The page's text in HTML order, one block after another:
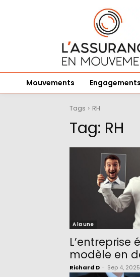
Mouvements Engagements
Tags RH
Tag: RH
A la une
L’entreprise
modèle en
Richard D Sep 4, 2025